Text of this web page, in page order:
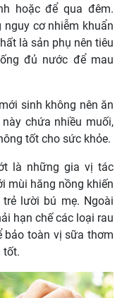
hoặc để qua đêm.
cơ nhiễm khuẩn
là sản phụ nên tiêu
đủ nước để mau
sinh không nên ăn
chứa nhiều muối,
tốt cho sức khỏe.
là những gia vị tác
mùi hăng nồng khiến
lười bú mẹ. Ngoài
hạn chế các loại rau
bảo toàn vị sữa thơm
tốt.